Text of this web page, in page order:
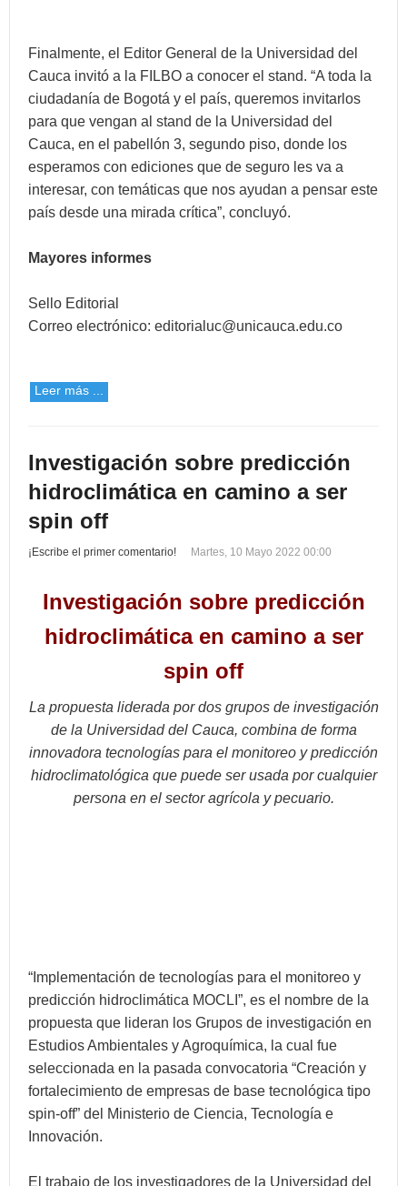
Finalmente, el Editor General de la Universidad del
Cauca invitó a la FILBO a conocer el stand. “A toda la
ciudadanía de Bogotá y el país, queremos invitarlos
para que vengan al stand de la Universidad del
Cauca, en el pabellón 3, segundo piso, donde los
esperamos con ediciones que de seguro les va a
interesar, con temáticas que nos ayudan a pensar este
país desde una mirada crítica”, concluyó.
Mayores informes
Sello Editorial
Correo electrónico: editorialuc@unicauca.edu.co
Leer más ...
Investigación sobre predicción
hidroclimática en camino a ser
spin off
¡Escribe el primer comentario! Martes, 10 Mayo 2022 00:00
Investigación sobre predicción
hidroclimática en camino a ser
spin off
La propuesta liderada por dos grupos de investigación
de la Universidad del Cauca, combina de forma
innovadora tecnologías para el monitoreo y predicción
hidroclimatológica que puede ser usada por cualquier
persona en el sector agrícola y pecuario.
“Implementación de tecnologías para el monitoreo y
predicción hidroclimática MOCLI”, es el nombre de la
propuesta que lideran los Grupos de investigación en
Estudios Ambientales y Agroquímica, la cual fue
seleccionada en la pasada convocatoria “Creación y
fortalecimiento de empresas de base tecnológica tipo
spin-off” del Ministerio de Ciencia, Tecnología e
Innovación.
El trabajo de los investigadores de la Universidad del